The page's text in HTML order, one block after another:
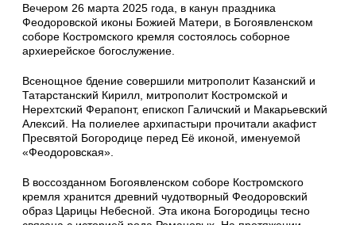
Вечером 26 марта 2025 года, в канун праздника
Феодоровской иконы Божией Матери, в Богоявленском
соборе Костромского кремля состоялось соборное
архиерейское богослужение.
Всенощное бдение совершили митрополит Казанский и
Татарстанский Кирилл, митрополит Костромской и
Нерехтский Ферапонт, епископ Галичский и Макарьевский
Алексий. На полиелее архипастыри прочитали акафист
Пресвятой Богородице перед Её иконой, именуемой
«Феодоровская».
В воссозданном Богоявленском соборе Костромского
кремля хранится древний чудотворный Феодоровский
образ Царицы Небесной. Эта икона Богородицы тесно